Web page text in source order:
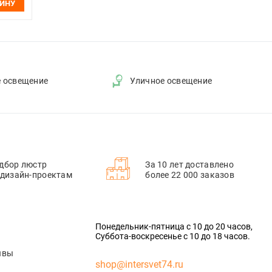
освещение Уличное освещение
люстр
проектам
За 10 лет доставлено
более 22 000 заказов
Понедельник-пятница с 10 до 20 часов,
Суббота-воскресенье с 10 до 18 часов.
shop@intersvet74.ru